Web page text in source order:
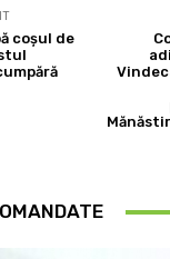
coșul de